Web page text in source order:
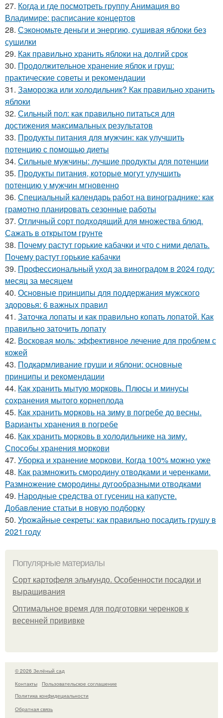
27. Когда и где посмотреть группу Анимация во
Владимире: расписание концертов
28. Сэкономьте деньги и энергию, сушивая яблоки без
сушилки
29. Как правильно хранить яблоки на долгий срок
30. Продолжительное хранение яблок и груш:
практические советы и рекомендации
31. Заморозка или холодильник? Как правильно хранить
яблоки
32. Сильный пол: как правильно питаться для
достижения максимальных результатов
33. Продукты питания для мужчин: как улучшить
потенцию с помощью диеты
34. Сильные мужчины: лучшие продукты для потенции
35. Продукты питания, которые могут улучшить
потенцию у мужчин мгновенно
36. Специальный календарь работ на винограднике: как
грамотно планировать сезонные работы
37. Отличный сорт подходящий для множества блюд.
Сажать в открытом грунте
38. Почему растут горькие кабачки и что с ними делать.
Почему растут горькие кабачки
39. Профессиональный уход за виноградом в 2024 году:
месяц за месяцем
40. Основные принципы для поддержания мужского
здоровья: 6 важных правил
41. Заточка лопаты и как правильно копать лопатой. Как
правильно заточить лопату
42. Восковая моль: эффективное лечение для проблем с
кожей
43. Подкармливание груши и яблони: основные
принципы и рекомендации
44. Как хранить мытую морковь. Плюсы и минусы
сохранения мытого корнеплода
45. Как хранить морковь на зиму в погребе до весны.
Варианты хранения в погребе
46. Как хранить морковь в холодильнике на зиму.
Способы хранения моркови
47. Уборка и хранение моркови. Когда 100% можно уже
48. Как размножить смородину отводками и черенками.
Размножение смородины дугообразными отводками
49. Народные средства от гусениц на капусте.
Добавление статьи в новую подборку
50. Урожайные секреты: как правильно посадить грушу в
2021 году
Популярные материалы
Сорт картофеля эльмундо. Особенности посадки и
выращивания
Оптимальное время для подготовки черенков к
весенней прививке
© 2026 Зелёный сад
Контакты
Пользовательское соглашение
Политика конфидециальности
Обратная связь